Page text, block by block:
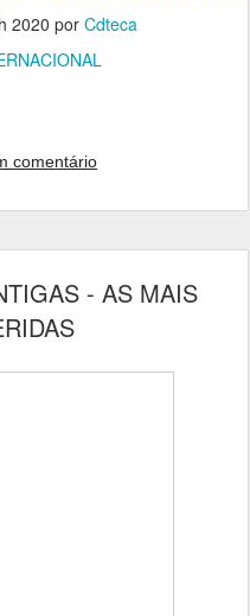
2020 por Cdteca
comentário
- AS MAIS